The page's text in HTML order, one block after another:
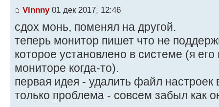
Vinnny01 дек 2017, 12:46
сдох монь, поменял на другой.
теперь монитор пишет что не
которое установлено в системе (я
мониторе когда-то).
первая идея - удалить файл
только проблема - совсем забыл как